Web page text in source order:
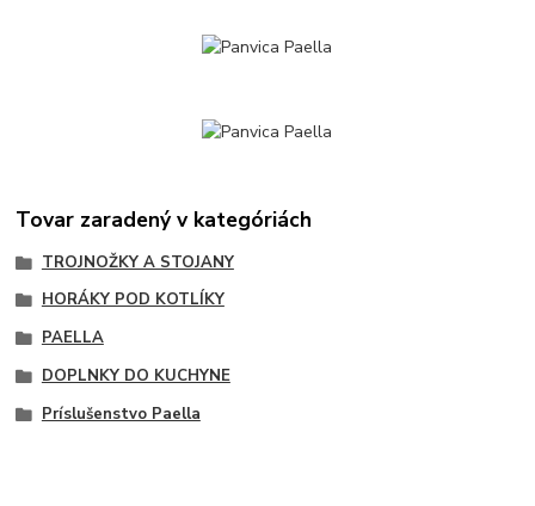
Tovar zaradený v kategóriách
TROJNOŽKY A STOJANY
HORÁKY POD KOTLÍKY
PAELLA
DOPLNKY DO KUCHYNE
Príslušenstvo Paella